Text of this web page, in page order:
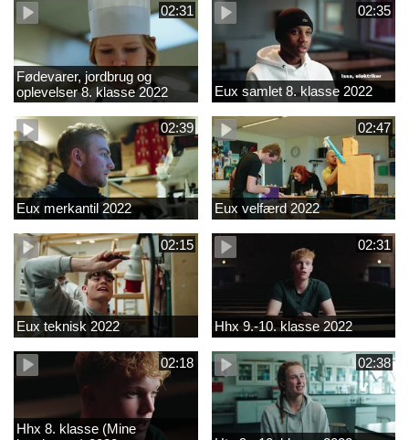
02:31
Fødevarer, jordbrug og
oplevelser 8. klasse 2022
02:35
Eux samlet 8. klasse 2022
02:39
Eux merkantil 2022
02:47
Eux velfærd 2022
02:15
Eux teknisk 2022
02:31
Hhx 9.-10. klasse 2022
02:18
Hhx 8. klasse (Mine
02:38